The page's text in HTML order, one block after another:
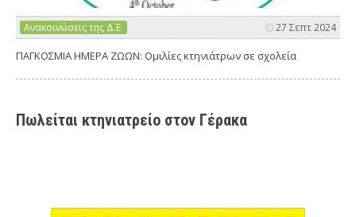
Ανακοινώσεις της Δ.Ε. 27 Σεπτ 2024
ΠΑΓΚΟΣΜΙΑ ΗΜΕΡΑ ΖΩΩΝ: Ομιλίες κτηνιάτρων σε σχολεία
Πωλείται κτηνιατρείο στον Γέρακα